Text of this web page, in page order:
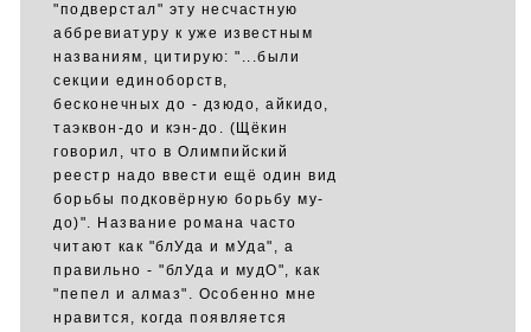
"подверстал" эту несчастную
аббревиатуру к уже известным
названиям, цитирую: "...были
секции единоборств,
бесконечных до - дзюдо, айкидо,
таэквон-до и кэн-до. (Щёкин
говорил, что в Олимпийский
реестр надо ввести ещё один вид
борьбы подковёрную борьбу му-
до)". Название романа часто
читают как "блУда и мУда", а
правильно - "блУда и мудО", как
"пепел и алмаз". Особенно мне
нравится, когда появляется